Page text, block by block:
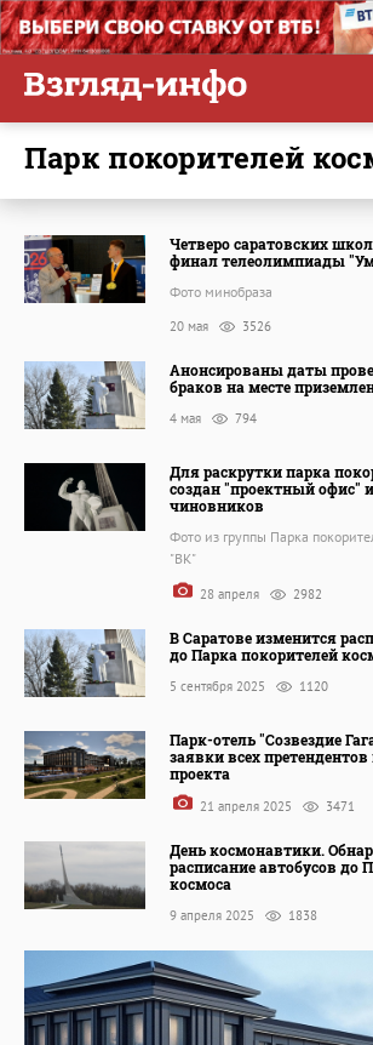
Парк покорителей
Четверо саратовских
финал телеолимпиады
Фото минобраза
20 мая 3526
Анонсированы даты
браков на месте
4 мая 794
Для раскрутки парка
создан "проектный офис"
чиновников
Фото из группы Парка
"ВК"
28 апреля 2982
В Саратове изменится
до Парка покорителей
5 сентября 2025 1120
Парк-отель "Созвездие
заявки всех претендентов
проекта
21 апреля 2025 3471
День космонавтики.
расписание автобусов до
космоса
9 апреля 2025 1838